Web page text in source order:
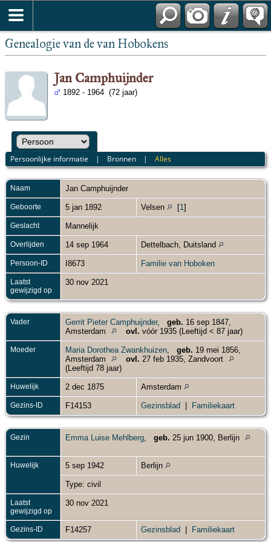
Genealogie van de van Hobokens
Jan Camphuijnder
1892 - 1964 (72 jaar)
Persoonlijke informatie | Bronnen |Alles
Naam Jan Camphuijnder
Geboorte 5 jan 1892 Velsen [1 ]
Geslacht Mannelijk
Overlijden 14 sep 1964 Dettelbach, Duitsland
Persoon-ID I8673 Familie van Hoboken
Laatst
gewijzigd op
30 nov 2021
Vader Gerrit Pieter Camphuijnder, geb. 16 sep 1847,
Amsterdam
ovl. vóór 1935 (Leeftijd < 87 jaar)
Moeder Maria Dorothea Zwankhuizen geb. 19 mei 1856,
Amsterdam
ovl. 27 feb 1935, Zandvoort
(Leeftijd 78 jaar)
Huwelijk 2 dec 1875 Amsterdam
Gezins-ID F14153 Gezinsblad Familiekaart
Gezin Emma Luise Mehlberg geb. 25 jun 1900, Berlijn
Huwelijk 5 sep 1942 Berlijn
Type: civil
Laatst
gewijzigd op
30 nov 2021
Gezins-ID F14257 Gezinsblad Familiekaart